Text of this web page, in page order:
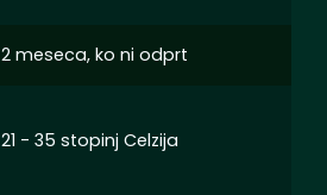
2 meseca, ko ni odprt
21 - 35 stopinj Celzija